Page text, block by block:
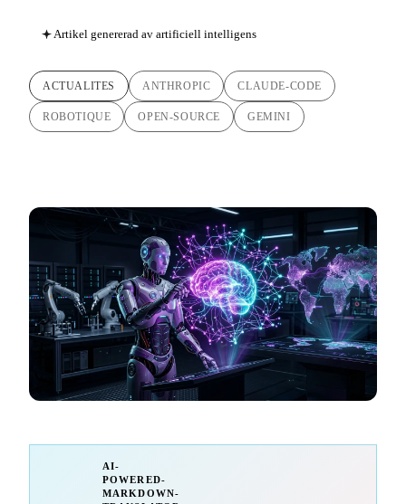
Artikel genererad av artificiell intelligens
ACTUALITES ANTHROPIC CLAUDE-CODE
ROBOTIQUE OPEN-SOURCE GEMINI
AI-
POWERED-
MARKDOWN-